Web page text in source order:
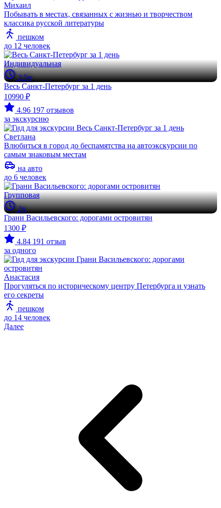
Михаил
Побывать в местах, связанных с жизнью и творчеством
классика русской литературы
пешком
до 12 человек
Индивидуальная
2.5ч
Весь Санкт-Петербург за 1 день
10990 ₽
4.96 197 отзывов
за экскурсию
Светлана
Влюбиться в город до беспамятства на автоэкскурсии по
самым знаковым местам
на авто
до 6 человек
Групповая
2ч
Грани Васильевского: дорогами островитян
1300 ₽
4.84 191 отзыв
за одного
Анастасия
Прогуляться по историческому центру Петербурга и узнать
его секреты
пешком
до 14 человек
Далее